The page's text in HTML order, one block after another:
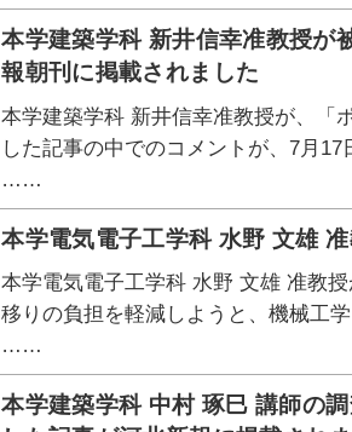
本学建築学科 新井信幸准教授が
報朝刊に掲載されました
本学建築学科 新井信幸准教授が、「
した記事の中でのコメントが、7月
……
本学電気電子工学科 水野 文雄
本学電気電子工学科 水野 文雄 准教
移りの負担を軽減しようと、機械工
……
本学建築学科 中村 琢巳 講師の